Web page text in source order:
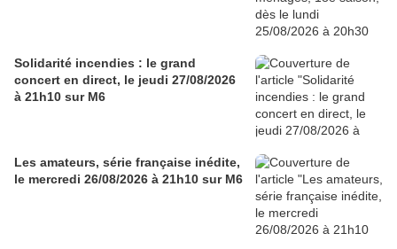
Solidarité incendies : le grand
concert en direct, le jeudi 27/08/2026
à 21h10 sur M6
Les amateurs, série française inédite,
le mercredi 26/08/2026 à 21h10 sur M6